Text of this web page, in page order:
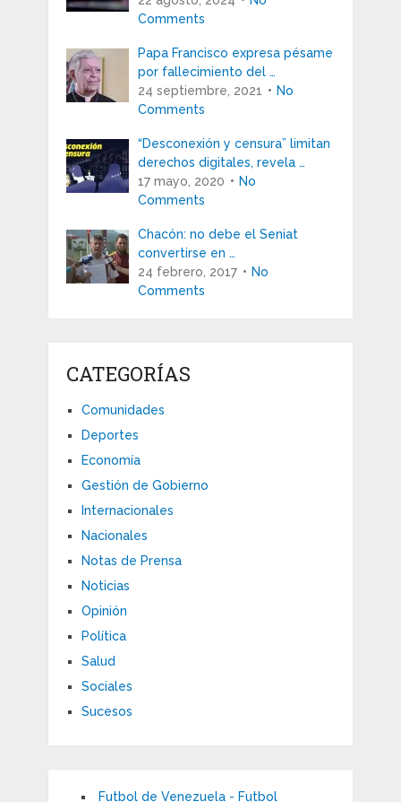
Comments
Papa Francisco expresa pésame
por fallecimiento del …
24 septiembre, 2021
No
Comments
“Desconexión y censura” limitan
derechos digitales, revela …
17 mayo, 2020
No
Comments
Chacón: no debe el Seniat
convertirse en …
24 febrero, 2017
No
Comments
CATEGORÍAS
Comunidades
Deportes
Economía
Gestión de Gobierno
Internacionales
Nacionales
Notas de Prensa
Noticias
Opinión
Política
Salud
Sociales
Sucesos
Futbol de Venezuela - Futbol